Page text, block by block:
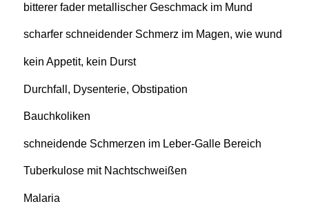
bitterer fader metallischer Geschmack im Mund
scharfer schneidender Schmerz im Magen, wie wund
kein Appetit, kein Durst
Durchfall, Dysenterie, Obstipation
Bauchkoliken
schneidende Schmerzen im Leber-Galle Bereich
Tuberkulose mit Nachtschweißen
Malaria